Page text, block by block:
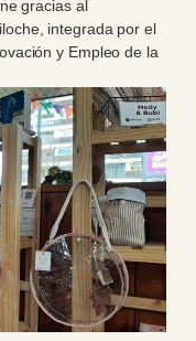
gracias al
integrada por el
y Empleo de la